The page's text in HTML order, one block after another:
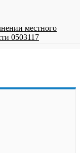
местного
0503117